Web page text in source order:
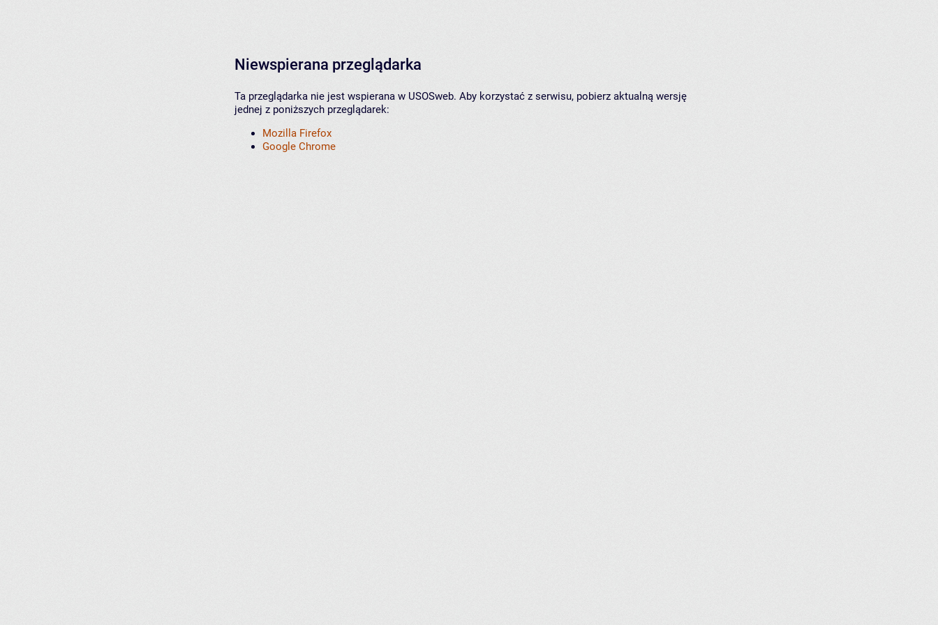
Niewspierana przeglądarka
Ta przeglądarka nie jest wspierana w USOSweb. Aby korzystać z serwisu, pobierz aktualną wersję
jednej z poniższych przeglądarek:
Mozilla Firefox
Google Chrome